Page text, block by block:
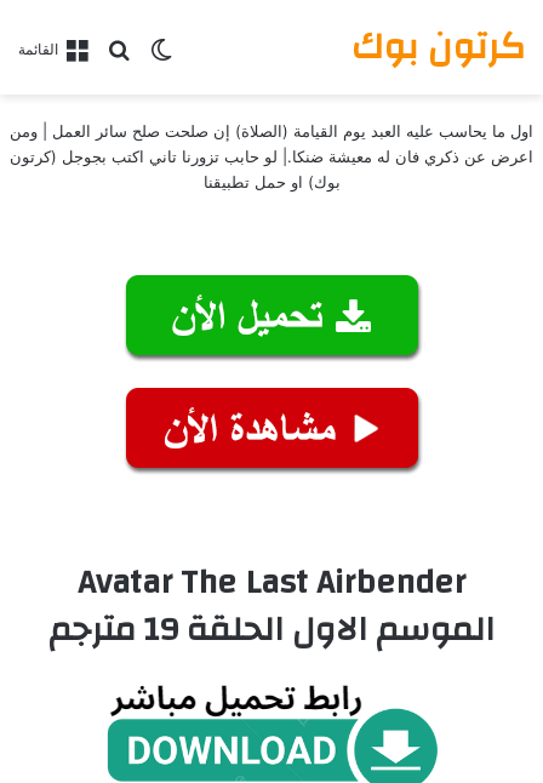
القائمةبحث عن
الوضع المظلم كرتون بوك
اول ما يحاسب عليه العبد يوم القيامة (الصلاة) إن صلحت صلح سائر العمل | ومن
اعرض عن ذكري فان له معيشة ضنكا.| لو حابب تزورنا تاني اكتب بجوجل (كرتون
بوك) او حمل تطبيقنا
Avatar The Last Airbender
الموسم الاول الحلقة 19 مترجم